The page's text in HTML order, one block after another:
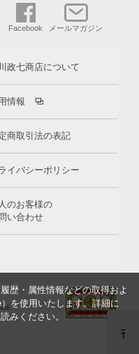
Facebook メールマガジン
政七商店について
情報
商取引法の表記
イバシーポリシー
のお客様の
い合わせ
歴・属性情報などの取得およ
を使用いたします。詳細に
みください。